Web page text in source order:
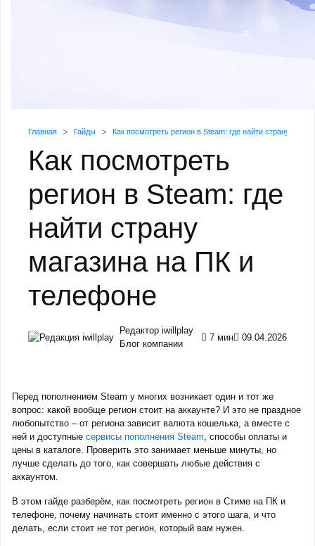
Главная Гайды Как посмотреть регион в Steam: где найти страну
Как посмотреть
регион в Steam: где
найти страну
магазина на ПК и
телефоне
Редактор iwillplay
Блог компании
7 мин 09.04.2026
Перед пополнением Steam у многих возникает один и тот же
вопрос: какой вообще регион стоит на аккаунте? И это не праздное
любопытство – от региона зависит валюта кошелька, а вместе с
ней и доступные сервисы пополнения Steam, способы оплаты и
цены в каталоге. Проверить это занимает меньше минуты, но
лучше сделать до того, как совершать любые действия с
аккаунтом.
В этом гайде разберём, как посмотреть регион в Стиме на ПК и
телефоне, почему начинать стоит именно с этого шага, и что
делать, если стоит не тот регион, который вам нужен.